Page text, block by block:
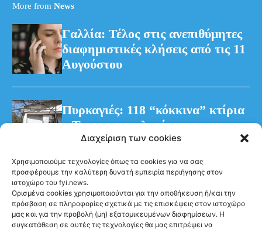
Διαχείριση των cookies
Χρησιμοποιούμε τεχνολογίες όπως τα cookies για να σας
προσφέρουμε την καλύτερη δυνατή εμπειρία περιήγησης στον
ιστοχώρο του fyi.news.
Ορισμένα cookies χρησιμοποιούνται για την αποθήκευση ή/και την
πρόσβαση σε πληροφορίες σχετικά με τις επισκέψεις στον ιστοχώρο
μας και για την προβολή (μη) εξατομικευμένων διαφημίσεων. Η
συγκατάθεση σε αυτές τις τεχνολογίες θα μας επιτρέψει να
More from News
Γαλλία: Τέλος στις ανεπιθύμητες
διαφημιστικές κλήσεις από τις 11
Αυγούστου
Πυρκαγιές: 118 “κόκκινα” κτίρια
– Τρεις προφυλακίσεις για τη
φωτιά στη Βοιωτία
Ακολούθησέ μας